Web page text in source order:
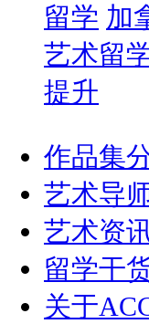
留学 加
艺术留
提升
作品集
艺术导
艺术资
留学干
关于